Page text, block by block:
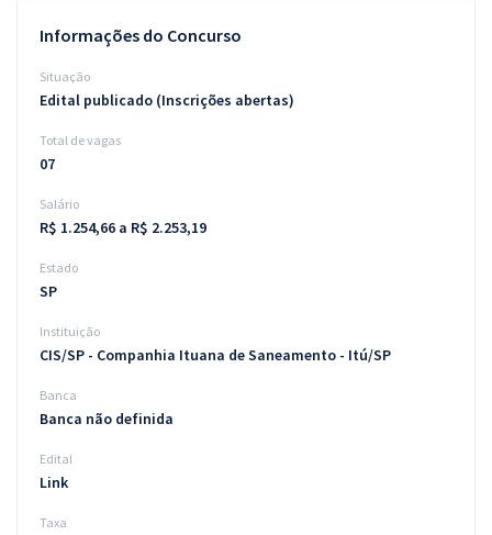
Questões grátis
Conteúdo gratuito
Aprovados
Atendimento
Informações do Concurso
Situação
Edital publicado (Inscrições abertas)
Total de vagas
07
Salário
R$ 1.254,66 a R$ 2.253,19
Estado
SP
Instituição
CIS/SP - Companhia Ituana de Saneamento - Itú/SP
Banca
Banca não definida
Edital
Link
Taxa